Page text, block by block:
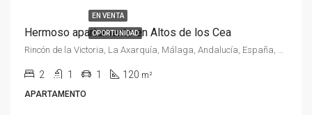
EN VENTA
OPORTUNIDAD
Hermoso apartamento en Altos de los Cea
Rincón de la Victoria, La Axarquía, Málaga, Andalucía, España, España, La Axarquía
2 1 1 120 m²
APARTAMENTO